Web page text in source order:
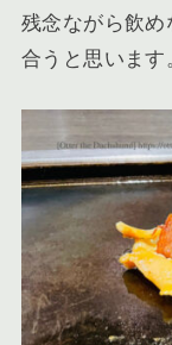
残念ながら飲め
合うと思います